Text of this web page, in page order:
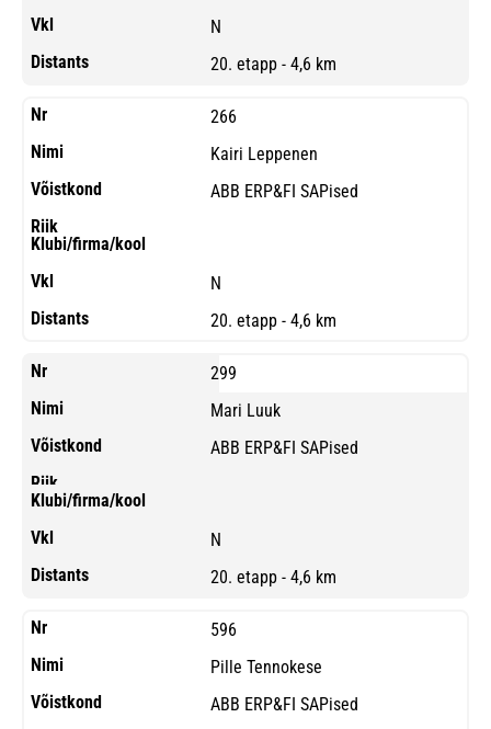
N
20. etapp - 4,6 km
266
Kairi Leppenen
ABB ERP&FI SAPised
N
20. etapp - 4,6 km
299
Mari Luuk
ABB ERP&FI SAPised
N
20. etapp - 4,6 km
596
Pille Tennokese
ABB ERP&FI SAPised